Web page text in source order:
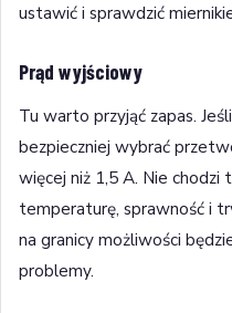
ustawić i sprawdzić
Prąd wyjściowy
Tu warto przyjąć zapas.
bezpieczniej wybrać
więcej niż 1,5 A. Nie chodzi
temperaturę, sprawność i
na granicy możliwości
problemy.